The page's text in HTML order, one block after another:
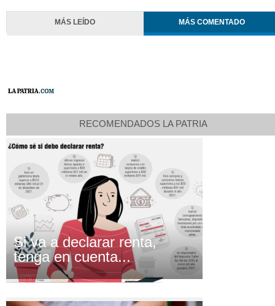
MÁS LEÍDO MÁS COMENTADO
RECOMENDADOS LA PATRIA
Si va a declarar renta,
tenga en cuenta...